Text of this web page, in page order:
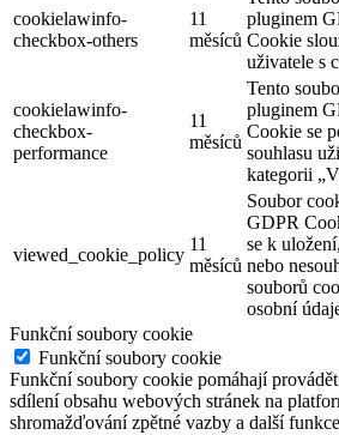
cookielawinfo-
checkbox-others
11
měsíců
pluginem
Cookie
uživatele s
cookielawinfo-
checkbox-
performance
11
měsíců
Tento
pluginem
Cookie se
souhlasu
kategorii
viewed_cookie_policy
11
měsíců
Soubor
GDPR
se k
nebo
souborů
osobní
Funkční soubory cookie
Funkční soubory cookie
Funkční soubory cookie pomáhají
sdílení obsahu webových stránek na
shromažďování zpětné vazby a další